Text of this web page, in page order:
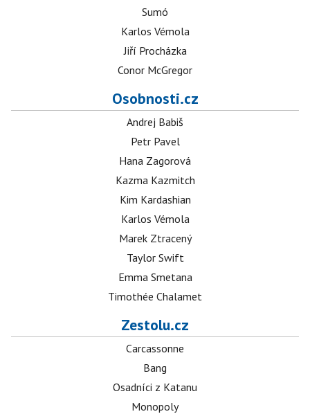
Sumó
Karlos Vémola
Jiří Procházka
Conor McGregor
Osobnosti.cz
Andrej Babiš
Petr Pavel
Hana Zagorová
Kazma Kazmitch
Kim Kardashian
Karlos Vémola
Marek Ztracený
Taylor Swift
Emma Smetana
Timothée Chalamet
Zestolu.cz
Carcassonne
Bang
Osadníci z Katanu
Monopoly